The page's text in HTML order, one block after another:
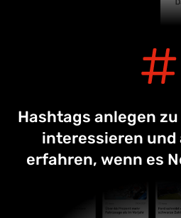
Hashtags anlegen zu
interessieren
erfahren, wenn es